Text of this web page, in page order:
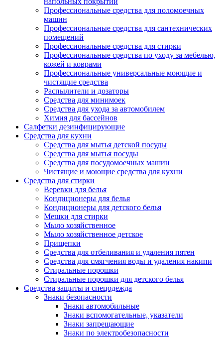
Профессиональные средства для поломоечных
машин
Профессиональные средства для сантехнических
помещений
Профессиональные средства для стирки
Профессиональные средства по уходу за мебелью,
кожей и коврами
Профессиональные универсальные моющие и
чистящие средства
Распылители и дозаторы
Средства для минимоек
Средства для ухода за автомобилем
Химия для бассейнов
Салфетки дезинфицирующие
Средства для кухни
Средства для мытья детской посуды
Средства для мытья посуды
Средства для посудомоечных машин
Чистящие и моющие средства для кухни
Средства для стирки
Веревки для белья
Кондиционеры для белья
Кондиционеры для детского белья
Мешки для стирки
Мыло хозяйственное
Мыло хозяйственное детское
Прищепки
Средства для отбеливания и удаления пятен
Средства для смягчения воды и удаления накипи
Стиральные порошки
Стиральные порошки для детского белья
Средства защиты и спецодежда
Знаки безопасности
Знаки автомобильные
Знаки вспомогательные, указатели
Знаки запрещающие
Знаки по электробезопасности